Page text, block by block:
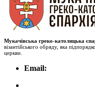
Мукачівська греко-католицька
візантійського обряду, яка
церкви.
Email: